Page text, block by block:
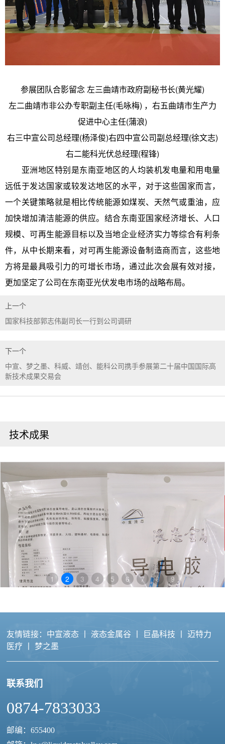
参展团队合影留念 左三曲靖市政府副秘书长(黄光耀)
左二曲靖市非公办专职副主任(毛咏梅) ，右五曲靖市生产力
促进中心主任(蒲浪)
右三中宣公司总经理(杨泽俊)右四中宣公司副总经理(徐文志)
右二能科光伏总经理(程锋)
亚洲地区特别是东南亚地区的人均装机发电量和用电量
远低于发达国家或较发达地区的水平，对于这些国家而言，
一个关键策略就是相比传统能源如煤炭、天然气或重油，应
加快增加清洁能源的供应。结合东南亚国家经济增长、人口
规模、可再生能源目标以及当地企业经济实力等综合有利条
件，从中长期来看，对可再生能源设备制造商而言，这些地
方将是最具吸引力的可增长市场，通过此次会展有效对接，
更加坚定了公司在东南亚光伏发电市场的战略布局。
上一个
国家科技部郭志伟副司长一行到公司调研
下一个
中宣、梦之墨、科威、靖创、能科公司携手参展第二十届中国国际高
新技术成果交易会
技术成果
1 2 3 4 5 6 7 8 9
友情链接： 中宣液态 丨 液态金属谷 丨 巨晶科技 丨迈特力
医疗 丨 梦之墨
联系我们
0874-7833033
邮编：655400
线
客
服